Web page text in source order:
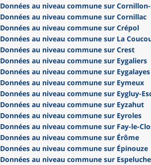
Données au niveau commune sur
Données au niveau commune sur Cornillac
Données au niveau commune sur Crépol
Données au niveau commune sur La
Données au niveau commune sur Crest
Données au niveau commune sur Eygaliers
Données au niveau commune sur Eygalayes
Données au niveau commune sur Eymeux
Données au niveau commune sur Eygluy-
Données au niveau commune sur Eyzahut
Données au niveau commune sur Eyroles
Données au niveau commune sur Fay-le-
Données au niveau commune sur Érôme
Données au niveau commune sur Épinouze
Données au niveau commune sur Espeluche